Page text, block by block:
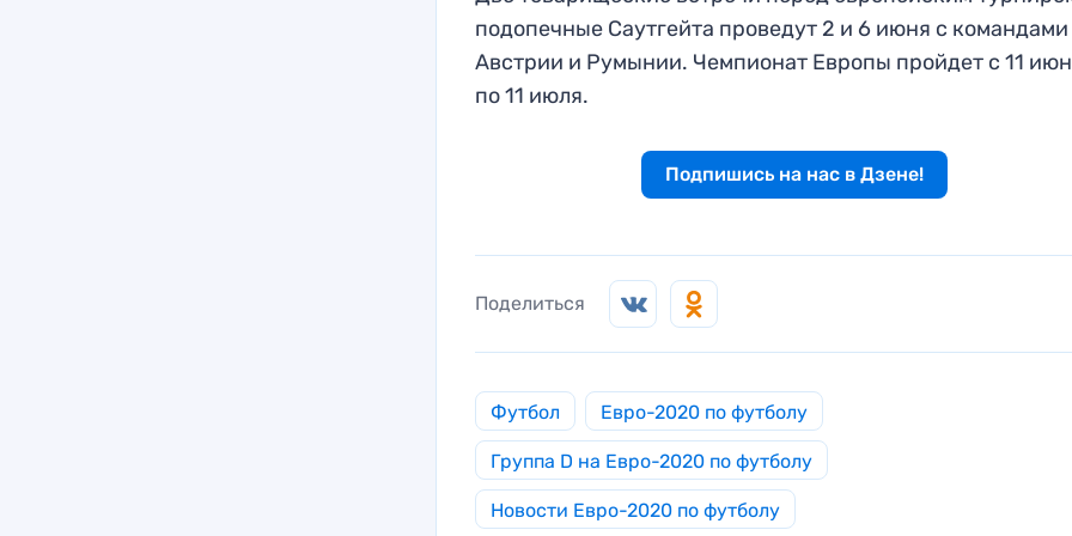
подопечные Саутгейта проведут 2 и 6 июня с командами
Австрии и Румынии. Чемпионат Европы пройдет с 11
по 11 июля.
Подпишись на нас в Дзене!
Поделиться
Футбол Евро-2020 по футболу
Группа D на Евро-2020 по футболу
Новости Евро-2020 по футболу